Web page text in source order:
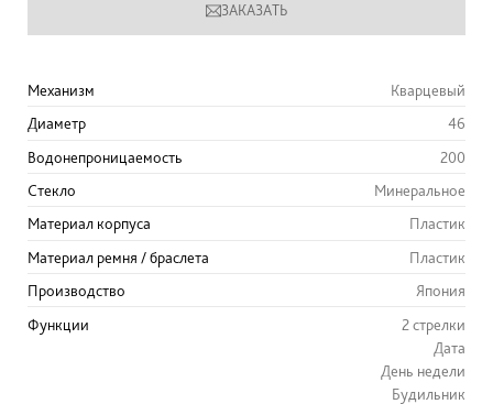
ЗАКАЗАТЬ
Механизм
Кварцевый
Диаметр
46
Водонепроницаемость
200
Стекло
Минеральное
Материал корпуса
Пластик
Материал ремня / браслета
Пластик
Производство
Япония
Функции
2 стрелки
Дата
День недели
Будильник